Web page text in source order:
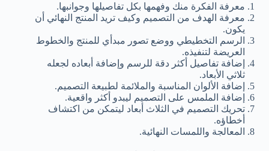
معرفة الفكرة منك وفهمها بكل تفاصيلها وجوانبها.
معرفة الهدف من التصميم وكيف تريد المنتج النهائي أن
يكون.
الرسم التخطيطي ووضع تصور مبدأي للمنتج والخطوط
العريضة لتنفيذه.
إضافة تفاصيل أكثر دقة للرسم وإضافة أبعاده لجعله
ثلاثي الأبعاد.
إضافة الألوان المناسبة والملائمة لطبيعة التصميم.
إضافة الملمس على التصميم ليبدو أكثر واقعية.
تحريك التصميم في الثلاث أبعاد ليتمكن من اكتشاف
أخطاؤه.
المعالجة واللمسات النهائية.